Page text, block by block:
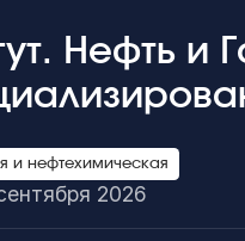
Нефть и
и нефтехимическая
2026